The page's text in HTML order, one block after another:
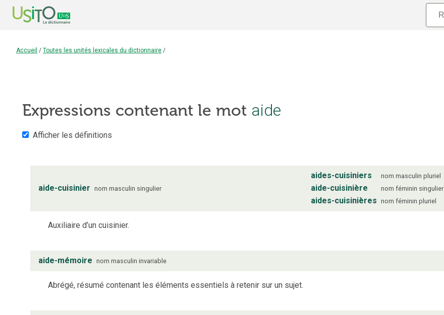
Accueil / Toutes les unités lexicales du dictionnaire /
Expressions contenant le mot aide
Afficher les définitions
aide-cuisinier nom masculin singulier
aides-cuisiniers nom masculin pluriel
aide-cuisinière nom féminin singulier
aides-cuisinières nom féminin pluriel
Auxiliaire d’un cuisinier.
aide-mémoire nom masculin invariable
Abrégé, résumé contenant les éléments essentiels à retenir sur un sujet.